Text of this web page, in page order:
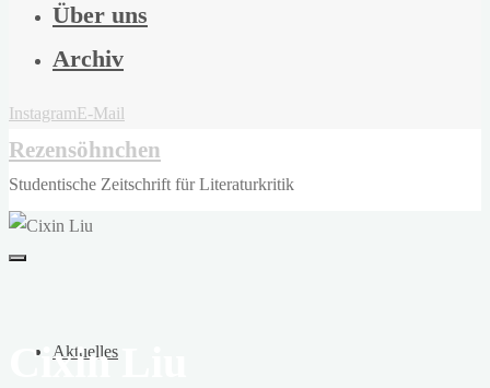
Über uns
Archiv
InstagramE-Mail
Rezensöhnchen
Studentische Zeitschrift für Literaturkritik
Aktuelles
Cixin Liu